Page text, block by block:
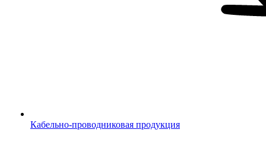
Кабельно-проводниковая продукция